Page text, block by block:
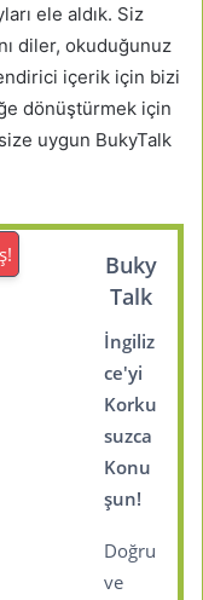
ele aldık. Siz
diler, okuduğunuz
içerik için bizi
dönüştürmek için
uygun BukyTalk
Buky
Talk
İngiliz
ce'yi
Korku
suzca
Konu
şun!
Doğru
ve